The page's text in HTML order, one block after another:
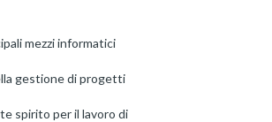
mezzi informatici
gestione di progetti
spirito per il lavoro di